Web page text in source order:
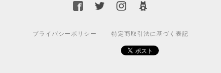
プライバシーポリシー 特定商取引法に基づく表記